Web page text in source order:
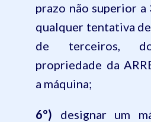
prazo não superior
qualquer tentativa
de terceiros,
propriedade da
a máquina;
6º) designar um